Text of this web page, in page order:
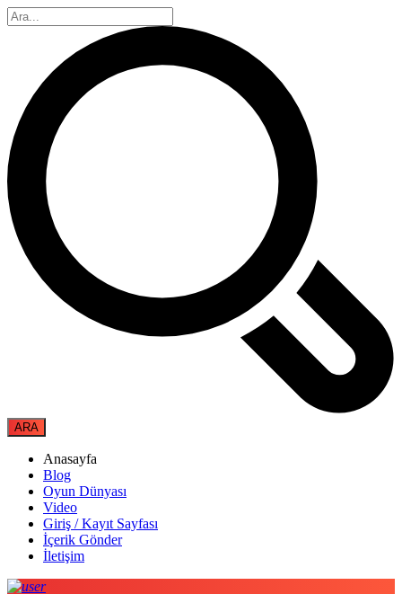
Anasayfa
Blog
Oyun Dünyası
Video
Giriş / Kayıt Sayfası
İçerik Gönder
İletişim